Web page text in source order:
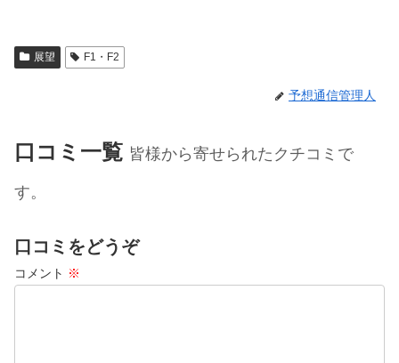
展望 F1・F2
予想通信管理人
口コミ一覧 皆様から寄せられたクチコミで
す。
口コミをどうぞ
コメント ※